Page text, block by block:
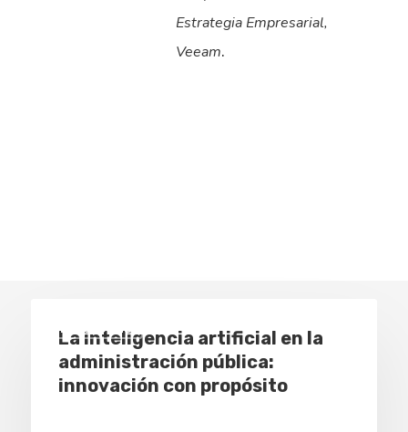
Estrategia Empresarial,
Veeam.
Empresas
La inteligencia artificial en la
administración pública:
innovación con propósito